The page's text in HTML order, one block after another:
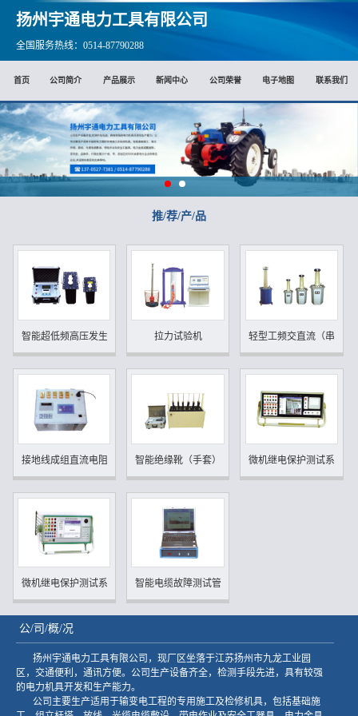
扬州宇通电力工具有限公司
全国服务热线：0514-87790288
首页 公司简介 产品展示 新闻中心 公司荣誉 电子地图 联系我们
推/荐/产/品
智能超低频高压发生器 拉力试验机 轻型工频交直流（串）试
接地线成组直流电阻测试仪智能绝缘靴（手套）耐压实...微机继电保护测试系统（
微机继电保护测试系统（六...智能电缆故障测试管理系统
公/司/概/况
扬州宇通电力工具有限公司，现厂区坐落于江苏扬州市九龙工业园
区，交通便利，通讯方便。公司生产设备齐全，检测手段先进，具有较强
的电力机具开发和生产能力。
公司主要生产适用于输变电工程的专用施工及检修机具，包括基础施